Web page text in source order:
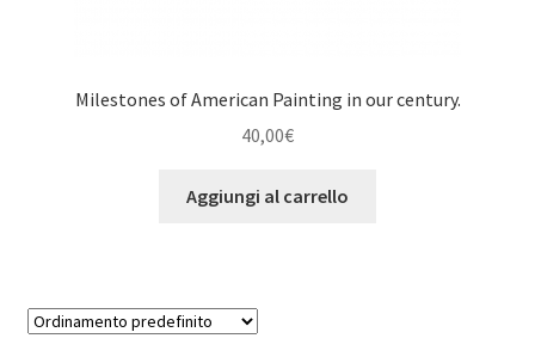
Milestones of American Painting in our century.
40,00€
Aggiungi al carrello